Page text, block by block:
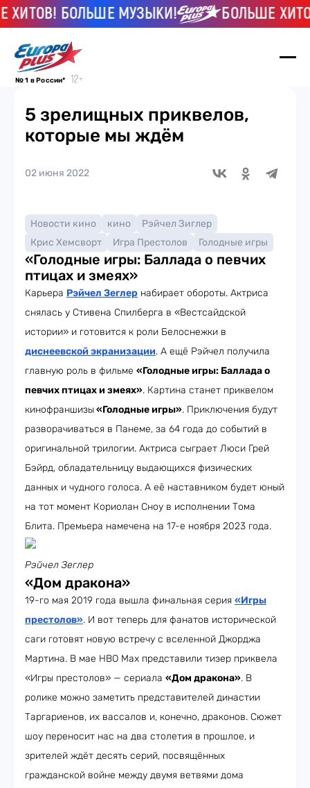
БОЛЬШЕ МУЗЫКИ! БОЛЬШЕ ХИТОВ!
№ 1 в России*
5 зрелищных приквелов,
которые мы ждём
02 июня 2022
Новости кино кино
Рэйчел Зиглер
Крис Хемсворт
Игра Престолов Голодные игры
«Голодные игры: Баллада о певчих
птицах и змеях»
Карьера Рэйчел Зеглер набирает обороты. Актриса
снялась у Стивена Спилберга в «Вестсайдской
истории» и готовится к роли Белоснежки в
диснеевской экранизации. А ещё Рэйчел получила
главную роль в фильме «Голодные игры: Баллада о
певчих птицах и змеях». Картина станет приквелом
кинофраншизы«Голодные игры». Приключения будут
разворачиваться в Панеме, за 64 года до событий в
оригинальной трилогии. Актриса сыграет Люси Грей
Бэйрд, обладательницу выдающихся физических
данных и чудного голоса. А её наставником будет юный
на тот момент Кориолан Сноу в исполнении Тома
Блита. Премьера намечена на 17-е ноября 2023 года.
Рэйчел Зеглер
«Дом дракона»
19-го мая 2019 года вышла финальная серия «Игры
престолов». И вот теперь для фанатов исторической
саги готовят новую встречу с вселенной Джорджа
Мартина. В мае HBO Max представили тизер приквела
«Игры престолов» — сериала «Дом дракона». В
ролике можно заметить представителей династии
Таргариенов, их вассалов и, конечно, драконов. Сюжет
шоу переносит нас на два столетия в прошлое, и
зрителей ждёт десять серий, посвящённых
гражданской войне между двумя ветвями дома